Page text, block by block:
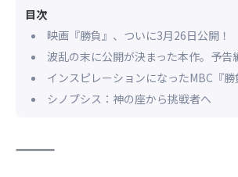
目次
映画『勝負』、ついに3月26日公開！
波乱の末に公開が決まった本作。予告
インスピレーションになったMBC『勝
シノプシス：神の座から挑戦者へ